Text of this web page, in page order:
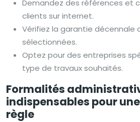
Demandez des références et
clients sur internet.
Vérifiez la garantie décennale
sélectionnées.
Optez pour des entreprises
type de travaux souhaités.
Formalités
indispensables pour
règle